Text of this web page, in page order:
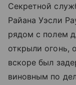
Секретной
Райана Уэсли
рядом с полем
открыли огонь,
вскоре был
виновным по